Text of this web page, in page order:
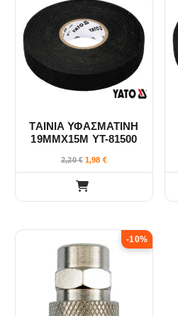
ΤΑΙΝΙΑ ΥΦΑΣΜΑΤΙΝΗ
19ΜΜΧ15Μ YT-81500
2,20€ 1,98 €
-10%